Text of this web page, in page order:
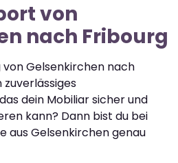
von
nach Fribourg
von Gelsenkirchen nach
zuverlässiges
dein Mobiliar sicher und
kann? Dann bist du bei
aus Gelsenkirchen genau